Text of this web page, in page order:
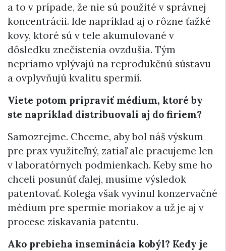
a to v prípade, že nie sú použité v správnej
koncentrácii. Ide napríklad aj o rôzne ťažké
kovy, ktoré sú v tele akumulované v
dôsledku znečistenia ovzdušia. Tým
nepriamo vplývajú na reprodukčnú sústavu
a ovplyvňujú kvalitu spermií.
Viete potom pripraviť médium, ktoré by
ste napríklad distribuovali aj do firiem?
Samozrejme. Chceme, aby bol náš výskum
pre prax využiteľný, zatiaľ ale pracujeme len
v laboratórnych podmienkach. Keby sme ho
chceli posunúť ďalej, musíme výsledok
patentovať. Kolega však vyvinul konzervačné
médium pre spermie moriakov a už je aj v
procese získavania patentu.
Ako prebieha inseminácia kobýl? Kedy je